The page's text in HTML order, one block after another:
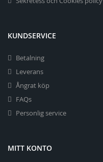
KUNDSERVICE
Betalning
Leverans
Ångrat köp
FAQs
Personlig service
MITT KONTO